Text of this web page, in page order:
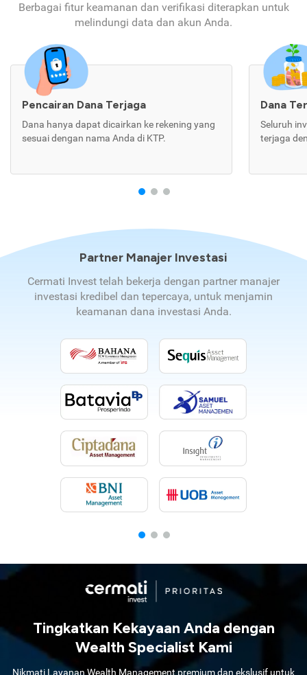
Berbagai fitur keamanan dan verifikasi diterapkan untuk
melindungi data dan akun Anda.
Pencairan Dana Terjaga
Dana hanya dapat dicairkan ke rekening yang
sesuai dengan nama Anda di KTP.
Dana
Seluruh
terjaga
Partner Manajer Investasi
Cermati Invest telah bekerja dengan partner manajer
investasi kredibel dan tepercaya, untuk menjamin
keamanan dana investasi Anda.
Tingkatkan Kekayaan Anda dengan
Wealth Specialist Kami
Nikmati Layanan Wealth Management premium dan ekslusif untuk